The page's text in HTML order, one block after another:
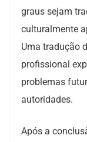
graus sejam
culturalmente
Uma tradução
profissional
problemas
autoridades.
Após a